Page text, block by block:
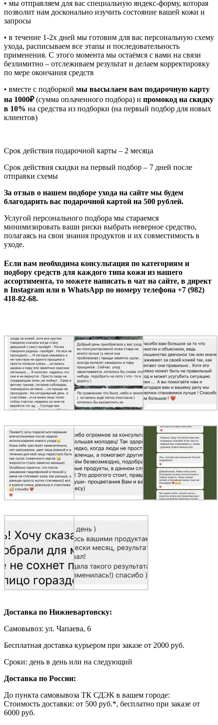
• мы отправляем для вас специальную яндекс-форму, которая
позволит нам досконально изучить состояние вашей кожи и
запросы
• в течение 1-2х дней мы готовим для вас персональную схему
ухода, расписываем все этапы и последовательность
применения. С этого момента мы остаёмся с вами на связи
безлимитно – отслеживаем результат и делаем корректировку
по мере окончания средств
• вместе с подборкой мы высылаем вам подарочную карту
на 1000₽(сумма оплаченного подбора) и промокод на скидку
в 10% на средства из подборки (на первый подбор для новых
клиентов)
Срок действия подарочной карты – 2 месяца
Срок действия скидки на первый подбор – 7 дней после
отправки схемы
За отзыв о нашем подборе ухода на сайте мы будем
благодарить вас подарочной картой на 500 рублей.
Услугой персонального подбора мы стараемся
минимизировать ваши риски выбрать неверное средство,
полагаясь на свои знания продуктов и их совместимость в
уходе.
Если вам необходима консультация по категориям и
подбору средств для каждого типа кожи из нашего
ассортимента, то можете написать в чат на сайте, в директ
в Instagram или в WhatsApp по номеру телефона +7 (982)
418-82-68.
Доставка по Нижневартовску:
Самовывоз: ул. Чапаева, 6
Бесплатная доставка курьером при заказе от 2000 руб.
Сроки: день в день или на следующий
Доставка по России:
До пункта самовывоза ТК СДЭК в вашем городе:
Стоимость доставки: от 500 руб.*, бесплатно при заказе от
6000 руб.